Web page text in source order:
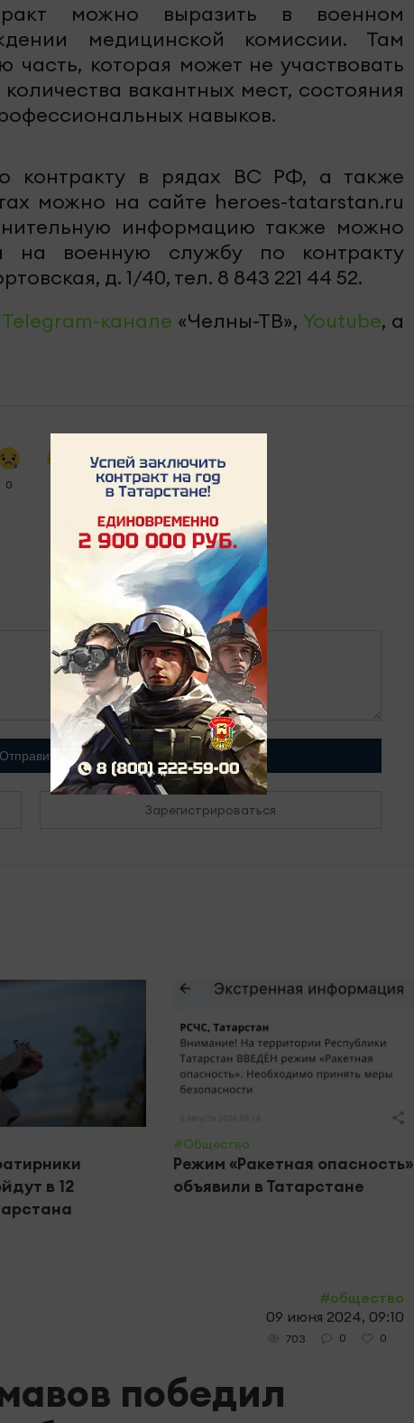
можно выразить в военном
медицинской комиссии. Там
часть, которая может не участвовать
вакантных мест, состояния
навыков.
контракту в рядах ВС РФ, а также
можно на сайте heroes-tatarstan.ru
информацию также можно
на военную службу по контракту
д. 1/40, тел. 8 843 221 44 52.
Telegram-канале «Челны-ТВ», Youtube, а
0 0
Отправить
Зарегистрироваться
в 12
#Общество
Режим «Ракетная опасность»
объявили в Татарстане
#общество
09 июня 2024, 09:10
703 0 0
победил